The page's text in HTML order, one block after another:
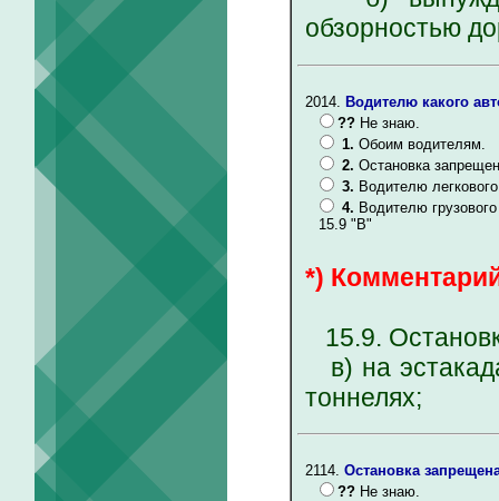
обзорностью
2014. Водителю какого
?? Не знаю.
1. Обоим водителям.
2. Остановка
3. Водителю
4. Водителю
15.9 "В"
*)
15.9.
в) на
тоннелях;
2114. Остановка
?? Не знаю.